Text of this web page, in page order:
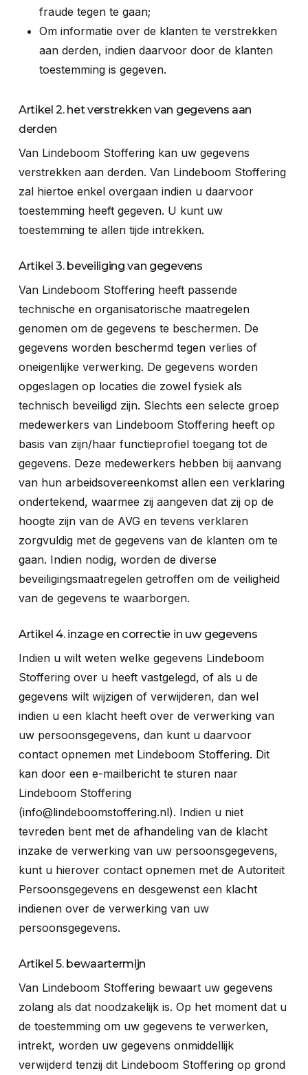
fraude tegen te gaan;
Om informatie over de klanten te verstrekken
aan derden, indien daarvoor door de klanten
toestemming is gegeven.
Artikel 2. het verstrekken van gegevens aan
derden
Van Lindeboom Stoffering kan uw gegevens
verstrekken aan derden. Van Lindeboom Stoffering
zal hiertoe enkel overgaan indien u daarvoor
toestemming heeft gegeven. U kunt uw
toestemming te allen tijde intrekken.
Artikel 3. beveiliging van gegevens
Van Lindeboom Stoffering heeft passende
technische en organisatorische maatregelen
genomen om de gegevens te beschermen. De
gegevens worden beschermd tegen verlies of
oneigenlijke verwerking. De gegevens worden
opgeslagen op locaties die zowel fysiek als
technisch beveiligd zijn. Slechts een selecte groep
medewerkers van Lindeboom Stoffering heeft op
basis van zijn/haar functieprofiel toegang tot de
gegevens. Deze medewerkers hebben bij aanvang
van hun arbeidsovereenkomst allen een verklaring
ondertekend, waarmee zij aangeven dat zij op de
hoogte zijn van de AVG en tevens verklaren
zorgvuldig met de gegevens van de klanten om te
gaan. Indien nodig, worden de diverse
beveiligingsmaatregelen getroffen om de veiligheid
van de gegevens te waarborgen.
Artikel 4. inzage en correctie in uw gegevens
Indien u wilt weten welke gegevens Lindeboom
Stoffering over u heeft vastgelegd, of als u de
gegevens wilt wijzigen of verwijderen, dan wel
indien u een klacht heeft over de verwerking van
uw persoonsgegevens, dan kunt u daarvoor
contact opnemen met Lindeboom Stoffering. Dit
kan door een e-mailbericht te sturen naar
Lindeboom Stoffering
(info@lindeboomstoffering.nl). Indien u niet
tevreden bent met de afhandeling van de klacht
inzake de verwerking van uw persoonsgegevens,
kunt u hierover contact opnemen met de Autoriteit
Persoonsgegevens en desgewenst een klacht
indienen over de verwerking van uw
persoonsgegevens.
Artikel 5. bewaartermijn
Van Lindeboom Stoffering bewaart uw gegevens
zolang als dat noodzakelijk is. Op het moment dat u
de toestemming om uw gegevens te verwerken,
intrekt, worden uw gegevens onmiddellijk
verwijderd tenzij dit Lindeboom Stoffering op grond